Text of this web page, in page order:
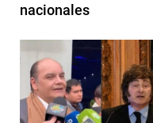
nacionales